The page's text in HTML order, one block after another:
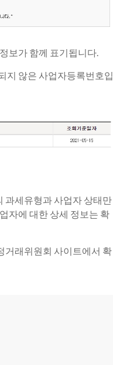
보가 함께 표기됩니다.
지 않은 사업자등록번호입
과세유형과 사업자 상태만
자에 대한 상세 정보는 확
거래위원회 사이트에서 확